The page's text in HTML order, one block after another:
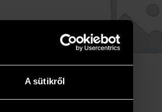
A sütikről